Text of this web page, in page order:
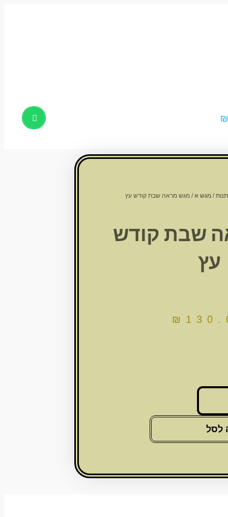
₪
/ מגש א/ מגש מראה שבת קודש עץ
שבת קודש
עץ
₪
לסל